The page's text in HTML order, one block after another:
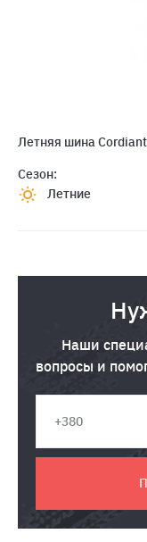
Летняя шина
Сезон:
Летние
Наши
вопросы и